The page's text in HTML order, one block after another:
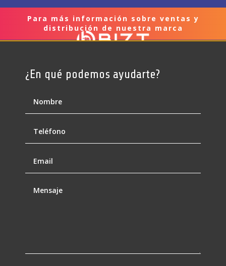
Para más información sobre ventas y
distribución de nuestra marca
¿En qué podemos ayudarte?